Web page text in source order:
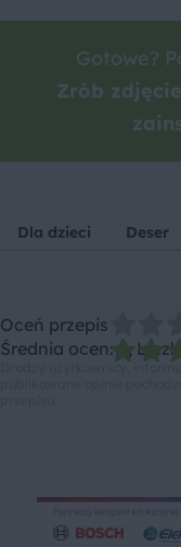
Gotowe?
Zrób
Dla dzieci Deser
Oceń przepis
Średnia ocen: 5,